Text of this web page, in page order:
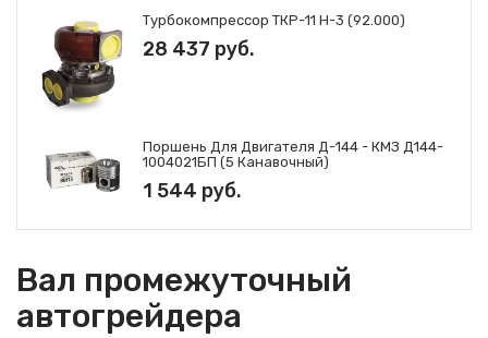
Установка сервомеханизма
Д395В.10.03.000
Цапфа ДЗ-98.10.06.100-1 полумуфта
ДЗ-98А.10.06.183
Шестерня ДЗ-98.10.06.141 шестерня
Д395В.10.06.029
Турбокомпрессор ТКР-11 Н-3 (92.000)
28 437 руб.
Поршень Для Двигателя Д-144 - КМЗ Д144-
1004021БП (5 Канавочный)
1 544 руб.
Вал промежуточный
автогрейдера